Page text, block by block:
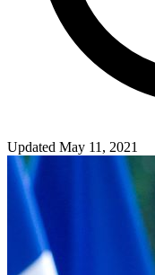
Updated May 11, 2021